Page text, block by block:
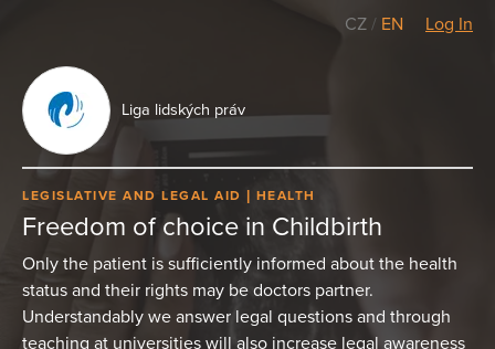
CZ / EN Log In
Liga lidských práv
LEGISLATIVE AND LEGAL AID HEALTH
Freedom of choice in Childbirth
Only the patient is sufficiently informed about the health
status and their rights may be doctors partner.
Understandably we answer legal questions and through
teaching at universities will also increase legal awareness